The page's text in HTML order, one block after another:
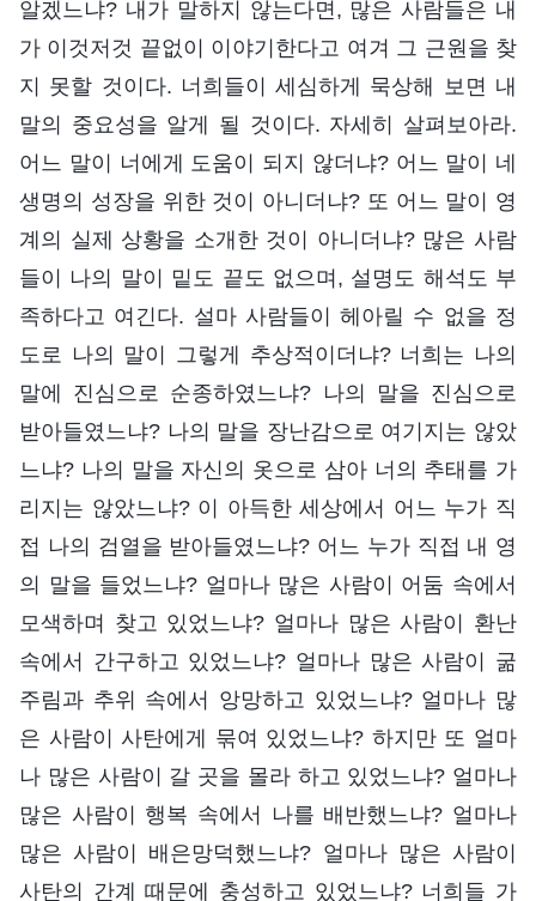
알겠느냐? 내가 말하지 않는다면, 많은 사람들은 내
가 이것저것 끝없이 이야기한다고 여겨 그 근원을 찾
지 못할 것이다. 너희들이 세심하게 묵상해 보면 내
말의 중요성을 알게 될 것이다. 자세히 살펴보아라.
어느 말이 너에게 도움이 되지 않더냐? 어느 말이 네
생명의 성장을 위한 것이 아니더냐? 또 어느 말이 영
계의 실제 상황을 소개한 것이 아니더냐? 많은 사람
들이 나의 말이 밑도 끝도 없으며, 설명도 해석도 부
족하다고 여긴다. 설마 사람들이 헤아릴 수 없을 정
도로 나의 말이 그렇게 추상적이더냐? 너희는 나의
말에 진심으로 순종하였느냐? 나의 말을 진심으로
받아들였느냐? 나의 말을 장난감으로 여기지는 않았
느냐? 나의 말을 자신의 옷으로 삼아 너의 추태를 가
리지는 않았느냐? 이 아득한 세상에서 어느 누가 직
접 나의 검열을 받아들였느냐? 어느 누가 직접 내 영
의 말을 들었느냐? 얼마나 많은 사람이 어둠 속에서
모색하며 찾고 있었느냐? 얼마나 많은 사람이 환난
속에서 간구하고 있었느냐? 얼마나 많은 사람이 굶
주림과 추위 속에서 앙망하고 있었느냐? 얼마나 많
은 사람이 사탄에게 묶여 있었느냐? 하지만 또 얼마
나 많은 사람이 갈 곳을 몰라 하고 있었느냐? 얼마나
많은 사람이 행복 속에서 나를 배반했느냐? 얼마나
많은 사람이 배은망덕했느냐? 얼마나 많은 사람이
사탄의 간계 때문에 충성하고 있었느냐? 너희들 가